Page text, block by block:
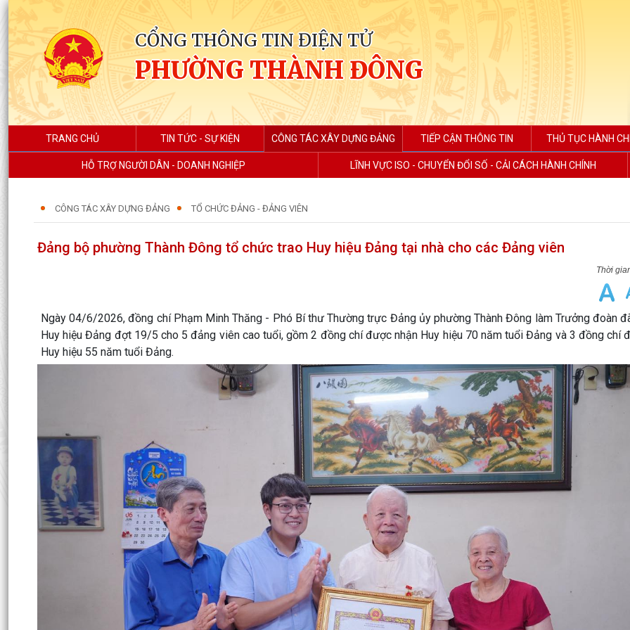
CỔNG THÔNG TIN ĐIỆN TỬ
PHƯỜNG THÀNH ĐÔNG
TRANG CHỦ TIN TỨC - SỰ KIỆN CÔNG TÁC XÂY DỰNG ĐẢNG TIẾP CẬN THÔNG TIN THỦ TỤC HÀNH
HỖ TRỢ NGƯỜI DÂN - DOANH NGHIỆP LĨNH VỰC ISO - CHUYỂN ĐỔI SỐ - CẢI CÁCH HÀNH CHÍNH
CÔNG TÁC XÂY DỰNG ĐẢNG TỔ CHỨC ĐẢNG - ĐẢNG VIÊN
Đảng bộ phường Thành Đông tổ chức trao Huy hiệu Đảng tại nhà cho các Đảng viên
Ngày 04/6/2026, đồng chí Phạm Minh Thăng - Phó Bí thư Thường trực Đảng ủy phường Thành Đông làm Trưởng đoàn
Huy hiệu Đảng đợt 19/5 cho 5 đảng viên cao tuổi, gồm 2 đồng chí được nhận Huy hiệu 70 năm tuổi Đảng và 3 đồng chí
Huy hiệu 55 năm tuổi Đảng.